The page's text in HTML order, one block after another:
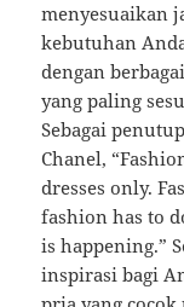
menyesuaikan
kebutuhan
dengan
yang paling
Sebagai
Chanel,
dresses only.
fashion has to
is happening.”
inspirasi bagi